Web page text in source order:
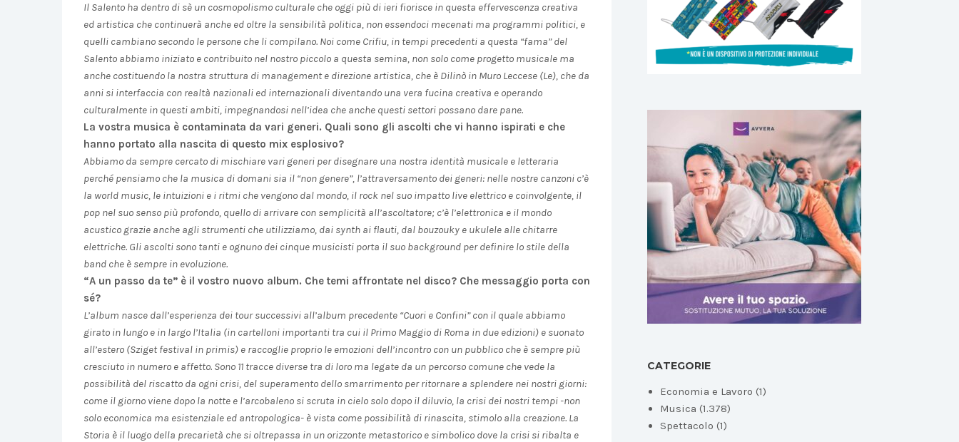
Il Salento ha dentro di sè un cosmopolismo culturale che oggi più di ieri fiorisce in questa effervescenza creativa
ed artistica che continuerà anche ed oltre la sensibilità politica, non essendoci mecenati ma programmi politici, e
quelli cambiano secondo le persone che li compilano. Noi come Crifiu, in tempi precedenti a questa “fama” del
Salento abbiamo iniziato e contribuito nel nostro piccolo a questa semina, non solo come progetto musicale ma
anche costituendo la nostra struttura di management e direzione artistica, che è Dilinò in Muro Leccese (Le), che da
anni si interfaccia con realtà nazionali ed internazionali diventando una vera fucina creativa e operando
culturalmente in questi ambiti, impegnandosi nell’idea che anche questi settori possano dare pane.
La vostra musica è contaminata da vari generi. Quali sono gli ascolti che vi hanno ispirati e che
hanno portato alla nascita di questo mix esplosivo?
Abbiamo da sempre cercato di mischiare vari generi per disegnare una nostra identità musicale e letteraria
perché pensiamo che la musica di domani sia il “non genere”, l’attraversamento dei generi: nelle nostre canzoni c’è
la world music, le intuizioni e i ritmi che vengono dal mondo, il rock nel suo impatto live elettrico e coinvolgente, il
pop nel suo senso più profondo, quello di arrivare con semplicità all’ascoltatore; c’è l’elettronica e il mondo
acustico grazie anche agli strumenti che utilizziamo, dai synth ai flauti, dal bouzouky e ukulele alle chitarre
elettriche. Gli ascolti sono tanti e ognuno dei cinque musicisti porta il suo background per definire lo stile della
band che è sempre in evoluzione.
“A un passo da te” è il vostro nuovo album. Che temi affrontate nel disco? Che messaggio porta con
sé?
L’album nasce dall’esperienza dei tour successivi all’album precedente “Cuori e Confini” con il quale abbiamo
girato in lungo e in largo l’Italia (in cartelloni importanti tra cui il Primo Maggio di Roma in due edizioni) e suonato
all’estero (Sziget festival in primis) e raccoglie proprio le emozioni dell’incontro con un pubblico che è sempre più
cresciuto in numero e affetto. Sono 11 tracce diverse tra di loro ma legate da un percorso comune che vede la
possibilità del riscatto da ogni crisi, del superamento dello smarrimento per ritornare a splendere nei nostri giorni:
come il giorno viene dopo la notte e l’arcobaleno si scruta in cielo solo dopo il diluvio, la crisi dei nostri tempi -non
solo economica ma esistenziale ed antropologica- è vista come possibilità di rinascita, stimolo alla creazione. La
Storia è il luogo della precarietà che si oltrepassa in un orizzonte metastorico e simbolico dove la crisi si ribalta e
CATEGORIE
Economia e Lavoro (1)
Musica (1.378)
Spettacolo (1)